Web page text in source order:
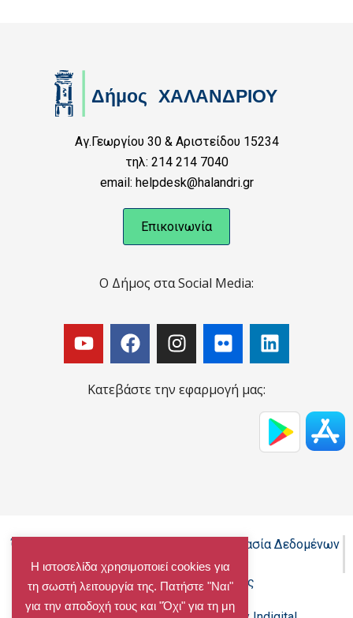
Αγ.Γεωργίου 30 & Αριστείδου 15234
τηλ: 214 214 7040
email: helpdesk@halandri.gr
Επικοινωνία
Ο Δήμος στα Social Media:
Κατεβάστε την εφαρμογή μας:
Όροι Χρήσης - Πολιτική Cookies - Προστασία Δεδομένων
Προσωπικού Χαρακτήρα
Δήλωση προσβασιμότητας
Η ιστοσελίδα χρησιμοποιεί cookies για
τη σωστή λειτουργία της. Πατήστε "Ναι"
για την αποδοχή τους και "Όχι" για τη μη